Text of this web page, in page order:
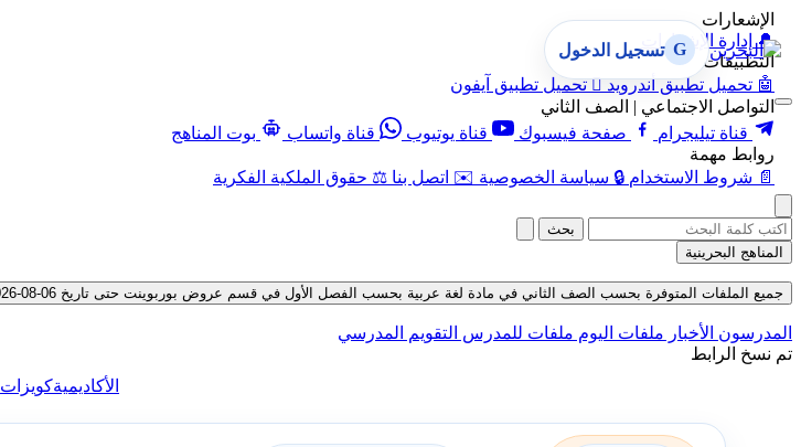
الإشعارات
🔔 إدارة الإشعارات
التطبيقات
🤖 تحميل تطبيق أندرويد  تحميل تطبيق آيفون
التواصل الاجتماعي | الصف الثاني
قناة تيليجرام
صفحة فيسبوك قناة يوتيوب قناة واتساب
بوت المناهج
روابط مهمة
📄 شروط الاستخدام 🔒 سياسة الخصوصية ✉️ اتصل بنا ⚖️ حقوق الملكية الفكرية
G تسجيل الدخول
بحث
المناهج البحرينية
جميع الملفات المتوفرة بحسب الصف الثاني في مادة لغة عربية بحسب الفصل الأول في قسم عروض بوربوينت حتى تاريخ 06-08-2026
المدرسون الأخبار ملفات اليوم ملفات للمدرس التقويم المدرسي
تم نسخ الرابط
الأكاديميةكويزات